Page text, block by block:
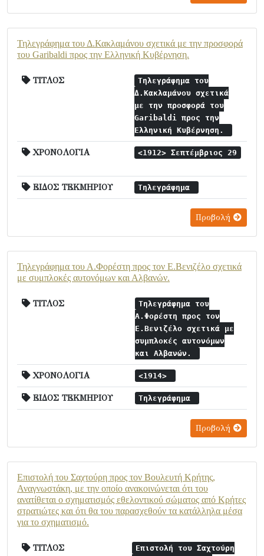
Τηλεγράφημα του Δ.Κακλαμάνου σχετικά με την προσφορά
του Garibaldi προς την Ελληνική Κυβέρνηση.
ΤΙΤΛΟΣ
Τηλεγράφημα του
Δ.Κακλαμάνου σχετικά
με την προσφορά του
Garibaldi προς την
Ελληνική Κυβέρνηση.
ΧΡΟΝΟΛΟΓΙΑ <1912> Σεπτέμβριος 29
ΕΙΔΟΣ ΤΕΚΜΗΡΙΟΥ Τηλεγράφημα
Προβολή
Τηλεγράφημα του Α.Φορέστη προς τον Ε.Βενιζέλο σχετικά
με συμπλοκές αυτονόμων και Αλβανών.
ΤΙΤΛΟΣ
Τηλεγράφημα του
Α.Φορέστη προς τον
Ε.Βενιζέλο σχετικά με
συμπλοκές αυτονόμων
και Αλβανών.
ΧΡΟΝΟΛΟΓΙΑ <1914>
ΕΙΔΟΣ ΤΕΚΜΗΡΙΟΥ Τηλεγράφημα
Προβολή
Επιστολή του Σαχτούρη προς τον Βουλευτή Κρήτης,
Αναγνωστάκη, με την οποίο ανακοινώνεται ότι του
ανατίθεται ο σχηματισμός εθελοντικού σώματος από Κρήτες
στρατιώτες και ότι θα του παρασχεθούν τα κατάλληλα μέσα
για το σχηματισμό.
ΤΙΤΛΟΣ Επιστολή του Σαχτούρη